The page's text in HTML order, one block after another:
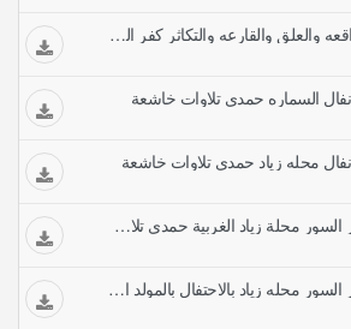
اخر الاسراء والواقعه والعلق والقارعه والتكاثر كفر الباز حمدي تلاوات خاشعة
السماره حمدي تلاوات خاشعة
محله زياد حمدي تلاوات خاشعة
اخر الانبياء وقصار السور محلة زياد الغربية حمدي تلاوات خاشعة
اخر الانبياء وقصار السور محله زياد بالاحتفال بالمولد النبوى الشريف حمدي تلاوات خاشعة